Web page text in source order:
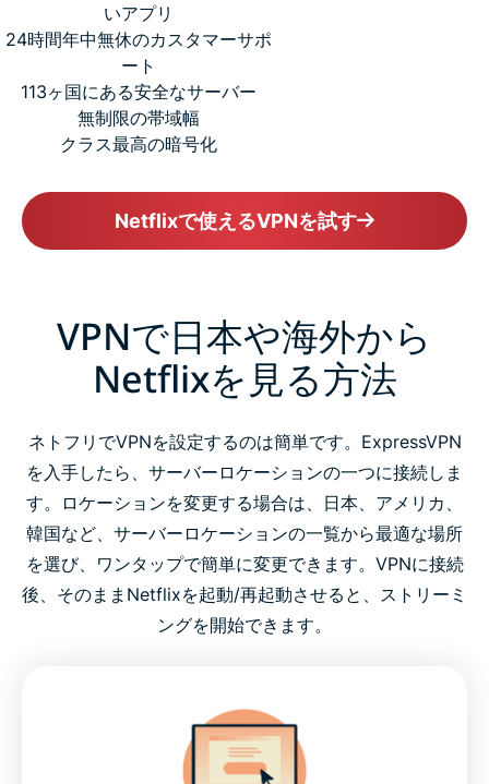
いアプリ
24時間年中無休のカスタマーサポ
ート
113ヶ国にある安全なサーバー
無制限の帯域幅
クラス最高の暗号化
Netflixで使えるVPNを試す
VPNで日本や海外から
Netflixを見る方法
ネトフリでVPNを設定するのは簡単です。ExpressVPN
を入手したら、サーバーロケーションの一つに接続しま
す。ロケーションを変更する場合は、日本、アメリカ、
韓国など、サーバーロケーションの一覧から最適な場所
を選び、ワンタップで簡単に変更できます。VPNに接続
後、そのままNetflixを起動/再起動させると、ストリーミ
ングを開始できます。